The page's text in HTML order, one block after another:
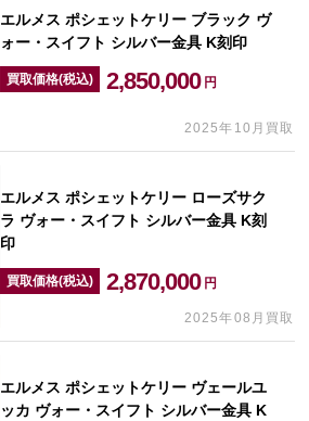
エルメス ポシェットケリー ブラック ヴ
ォー・スイフト シルバー金具 K刻印
買取価格(税込) 2,850,000 円
2025年10月買取
エルメス ポシェットケリー ローズサク
ラ ヴォー・スイフト シルバー金具 K刻
印
買取価格(税込) 2,870,000 円
2025年08月買取
エルメス ポシェットケリー ヴェールユ
ッカ ヴォー・スイフト シルバー金具 K